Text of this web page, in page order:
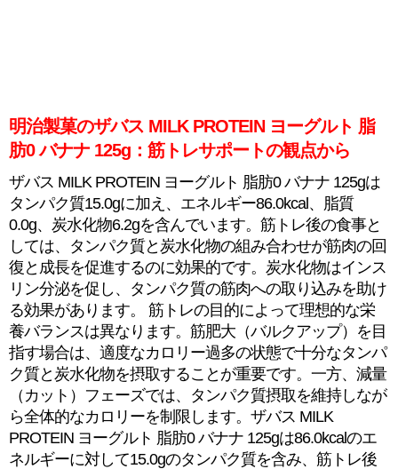
明治製菓のザバス MILK PROTEIN ヨーグルト 脂
肪0 バナナ 125g：筋トレサポートの観点から
ザバス MILK PROTEIN ヨーグルト 脂肪0 バナナ 125gは
タンパク質15.0gに加え、エネルギー86.0kcal、脂質
0.0g、炭水化物6.2gを含んでいます。筋トレ後の食事と
しては、タンパク質と炭水化物の組み合わせが筋肉の回
復と成長を促進するのに効果的です。炭水化物はインス
リン分泌を促し、タンパク質の筋肉への取り込みを助け
る効果があります。 筋トレの目的によって理想的な栄
養バランスは異なります。筋肥大（バルクアップ）を目
指す場合は、適度なカロリー過多の状態で十分なタンパ
ク質と炭水化物を摂取することが重要です。一方、減量
（カット）フェーズでは、タンパク質摂取を維持しなが
ら全体的なカロリーを制限します。ザバス MILK
PROTEIN ヨーグルト 脂肪0 バナナ 125gは86.0kcalのエ
ネルギーに対して15.0gのタンパク質を含み、筋トレ後